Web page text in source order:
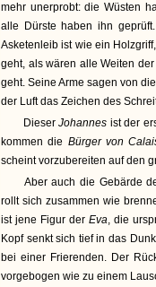
mehr unerprobt: die Wüsten
alle Dürste haben ihn
Asketenleib ist wie ein
geht, als wären alle Weiten
geht. Seine Arme sagen von
der Luft das Zeichen des
DieserJohannes ist der
kommen die Bürger von
scheint vorzubereiten auf den
Aber auch die Gebärde
rollt sich zusammen wie
ist jene Figur der Eva, die
Kopf senkt sich tief in das
bei einer Frierenden. Der
vorgebogen wie zu einem